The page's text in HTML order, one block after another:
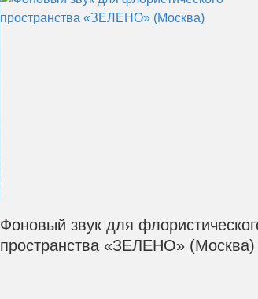
Фоновый звук для
пространства «ЗЕЛЕНО» (Москва)